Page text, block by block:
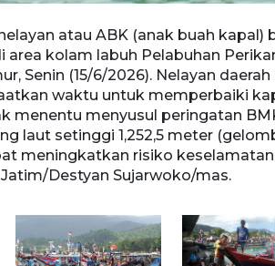
atau ABK (anak buah
area kolam labuh Pelabuhan
Senin (15/6/2026). Nelayan
waktu untuk memperbaiki
menentu menyusul peringatan
laut setinggi 1,252,5 meter
meningkatkan risiko
Destyan Sujarwoko/mas.